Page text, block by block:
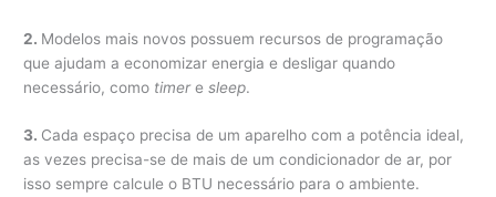
2. Modelos mais novos possuem recursos de programação
que ajudam a economizar energia e desligar quando
necessário, como timeresleep.
3. Cada espaço precisa de um aparelho com a potência ideal,
as vezes precisa-se de mais de um condicionador de ar, por
isso sempre calcule o BTU necessário para o ambiente.